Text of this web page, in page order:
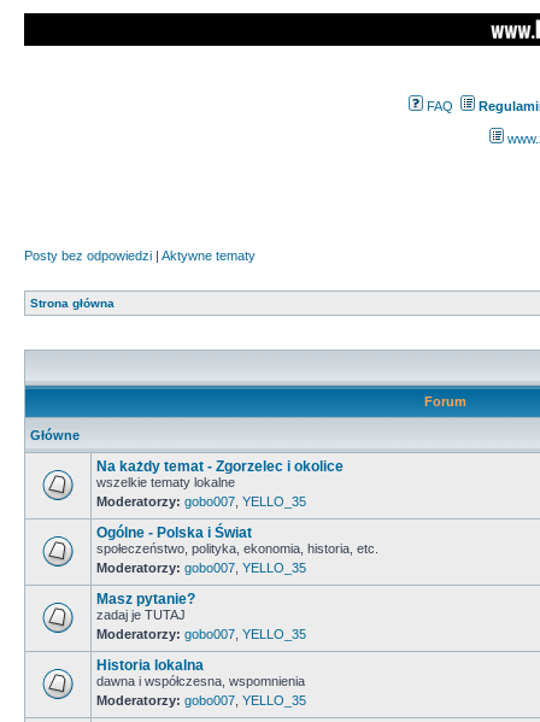
FAQ
Posty bez odpowiedzi | Aktywne tematy
Strona główna
Forum
Główne
Na każdy temat - Zgorzelec i okolice
wszelkie tematy lokalne
Moderatorzy: gobo007 YELLO_35
Ogólne - Polska i Świat
społeczeństwo, polityka, ekonomia, historia, etc.
Moderatorzy: gobo007 YELLO_35
Masz pytanie?
zadaj je TUTAJ
Moderatorzy: gobo007 YELLO_35
Historia lokalna
dawna i współczesna, wspomnienia
Moderatorzy: gobo007 YELLO_35